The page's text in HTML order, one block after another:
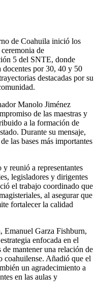
de Coahuila inició los
de
5 del SNTE, donde
docentes por 30, 40 y 50
destacadas por su
Manolo Jiménez
de las maestras y
a la formación de
Durante su mensaje,
las bases más importantes
reunió a representantes
legisladores y dirigentes
el trabajo coordinado que
al asegurar que
fortalecer la calidad
Emanuel Garza Fishburn,
enfocada en el
mantener una relación de
coahuilense. Añadió que el
un agradecimiento a
en las aulas y